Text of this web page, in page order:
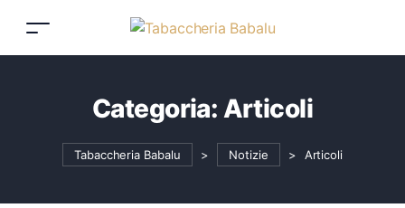
Categoria: Articoli
Tabaccheria Babalu > Notizie > Articoli